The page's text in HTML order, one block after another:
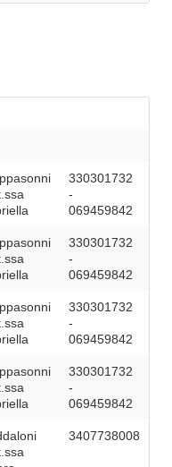
330301732
-
069459842
330301732
-
069459842
330301732
-
069459842
330301732
-
069459842
3407738008